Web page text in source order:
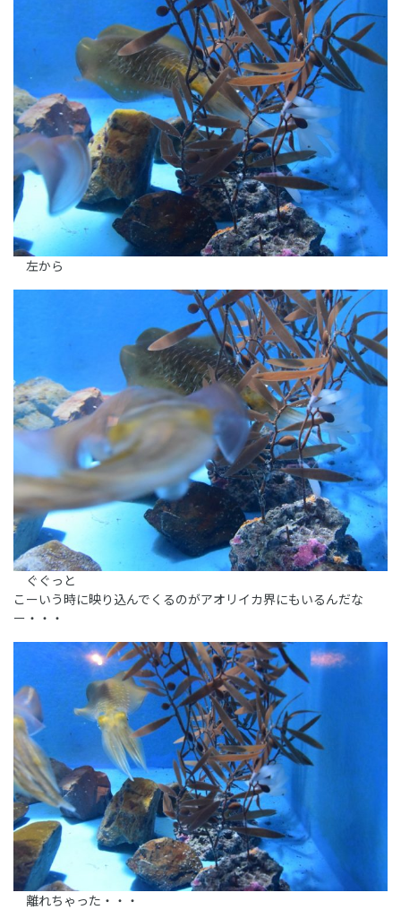
左から
ぐぐっと
こーいう時に映り込んでくるのがアオリイカ界にもいるんだな
ー・・・
離れちゃった・・・